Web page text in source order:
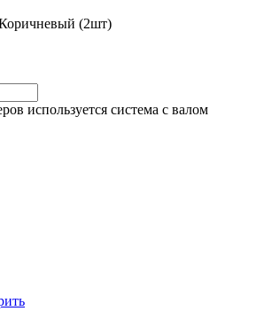
(2шт)
используется система с валом